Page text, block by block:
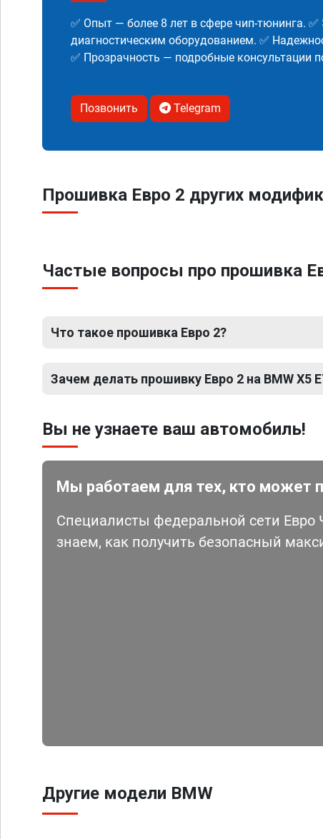
✅ Опыт — более 8 лет в сфере чип-тюнинга.
диагностическим оборудованием. ✅
✅ Прозрачность — подробные консультации
Позвонить Telegram
Прошивка Евро 2 других
Частые вопросы про прошивка
Что такое прошивка Евро 2?
Зачем делать прошивку Евро 2 на BMW X5
Вы не узнаете ваш автомобиль!
Мы работаем для тех, кто может
Специалисты федеральной сети
знаем, как получить безопасный
Другие модели BMW